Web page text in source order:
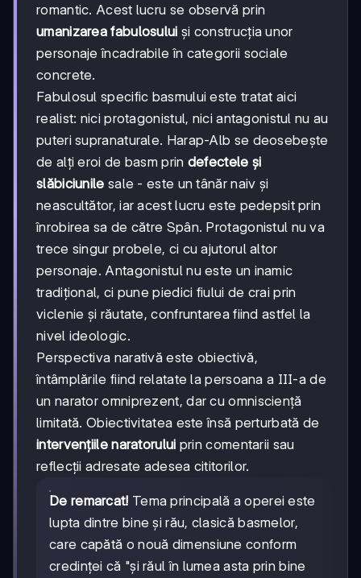
romantic. Acest lucru se observă prin
umanizarea fabulosului și construcția unor
personaje încadrabile în categorii sociale
concrete.
Fabulosul specific basmului este tratat aici
realist: nici protagonistul, nici antagonistul nu au
puteri supranaturale. Harap-Alb se deosebește
de alți eroi de basm prin defectele și
slăbiciunile sale - este un tânăr naiv și
neascultător, iar acest lucru este pedepsit prin
înrobirea sa de către Spân. Protagonistul nu va
trece singur probele, ci cu ajutorul altor
personaje. Antagonistul nu este un inamic
tradițional, ci pune piedici fiului de crai prin
viclenie și răutate, confruntarea fiind astfel la
nivel ideologic.
Perspectiva narativă este obiectivă,
întâmplările fiind relatate la persoana a III-a de
un narator omniprezent, dar cu omnisciență
limitată. Obiectivitatea este însă perturbată de
intervențiile naratorului prin comentarii sau
reflecții adresate adesea cititorilor.
De remarcat! Tema principală a operei este
lupta dintre bine și rău, clasică basmelor,
care capătă o nouă dimensiune conform
credinței că "și răul în lumea asta prin bine